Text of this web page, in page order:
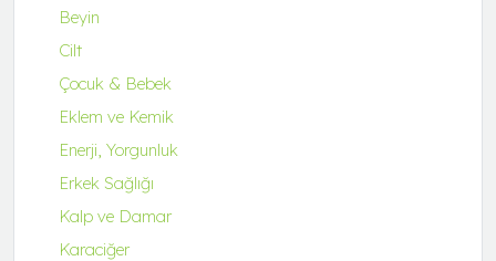
ROBİN&ODİN
Beyin
Cilt
Çocuk & Bebek
Eklem ve Kemik
Enerji, Yorgunluk
Erkek Sağlığı
Kalp ve Damar
Karaciğer